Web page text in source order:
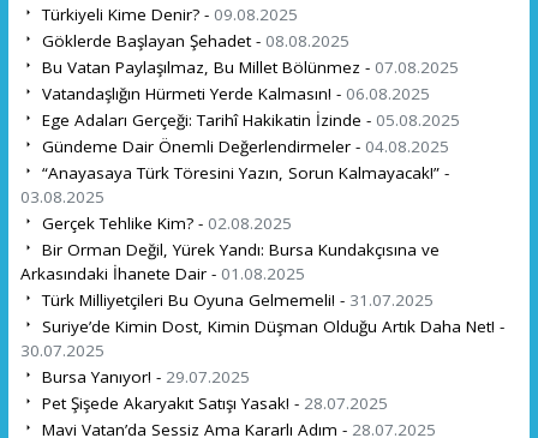
Türkiyeli Kime Denir? - 09.08.2025
Göklerde Başlayan Şehadet - 08.08.2025
Bu Vatan Paylaşılmaz, Bu Millet Bölünmez - 07.08.2025
Vatandaşlığın Hürmeti Yerde Kalmasın! - 06.08.2025
Ege Adaları Gerçeği: Tarihî Hakikatin İzinde - 05.08.2025
Gündeme Dair Önemli Değerlendirmeler - 04.08.2025
“Anayasaya Türk Töresini Yazın, Sorun Kalmayacak!” -
03.08.2025
Gerçek Tehlike Kim? - 02.08.2025
Bir Orman Değil, Yürek Yandı: Bursa Kundakçısına ve
Arkasındaki İhanete Dair - 01.08.2025
Türk Milliyetçileri Bu Oyuna Gelmemeli! - 31.07.2025
Suriye’de Kimin Dost, Kimin Düşman Olduğu Artık Daha Net! -
30.07.2025
Bursa Yanıyor! - 29.07.2025
Pet Şişede Akaryakıt Satışı Yasak! - 28.07.2025
Mavi Vatan’da Sessiz Ama Kararlı Adım - 28.07.2025